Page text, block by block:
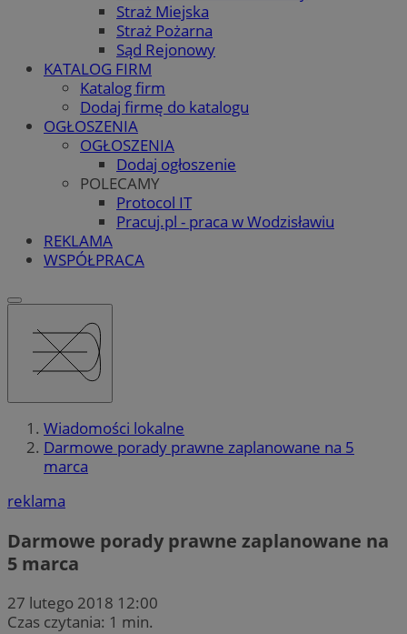
Straż Miejska
Straż Pożarna
Sąd Rejonowy
KATALOG FIRM
Katalog firm
Dodaj firmę do katalogu
OGŁOSZENIA
OGŁOSZENIA
Dodaj ogłoszenie
POLECAMY
Protocol IT
Pracuj.pl - praca w Wodzisławiu
REKLAMA
WSPÓŁPRACA
Wiadomości lokalne
Darmowe porady prawne zaplanowane na 5
marca
reklama
Darmowe porady prawne zaplanowane na
5 marca
27 lutego 2018 12:00
Czas czytania: 1 min.